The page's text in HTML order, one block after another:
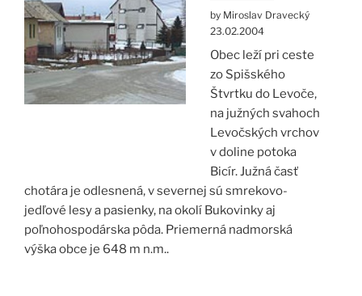
by Miroslav Dravecký
23.02.2004
Obec leží pri ceste
zo Spišského
Štvrtku do Levoče,
na južných svahoch
Levočských vrchov
v doline potoka
Bicír. Južná časť
chotára je odlesnená, v severnej sú smrekovo-
jedľové lesy a pasienky, na okolí Bukovinky aj
poľnohospodárska pôda. Priemerná nadmorská
výška obce je 648 m n.m..